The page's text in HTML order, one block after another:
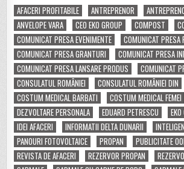
AFACERI PROFITABILE
ANTREPRENOR
ANVELOPE VARA
CEO EKO GROUP COMPOST
COMUNICAT PRESA EVENIMENTE
COMUNICAT PRESA
COMUNICAT PRESA GRANTURI
COMUNICAT PRESA
COMUNICAT PRESA LANSARE PRODUS
COMUNICAT
CONSULATUL ROMÂNIEI
CONSULATUL ROMÂNIEI DIN
COSTUM MEDICAL BARBATI
COSTUM MEDICAL FEMEI
DEZVOLTARE PERSONALA
EDUARD PETRESCU
IDEI AFACERI
INFORMATII DELTA DUNARII
PANOURI FOTOVOLTAICE
PROPAN
PUBLICITATE
REVISTA DE AFACERI
REZERVOR PROPAN